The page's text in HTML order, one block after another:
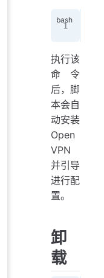
执行该
命令
后，脚
本会自
动安装
Open
VPN
并引导
进行配
置。
卸
载